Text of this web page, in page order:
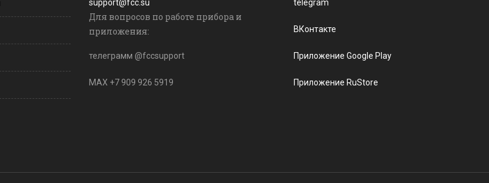
support@fcc.su
Для вопросов по работе прибора и
приложения:
телеграмм @fccsupport
MAX +7 909 926 5919
telegram
ВКонтакте
Приложение Google Play
Приложение RuStore